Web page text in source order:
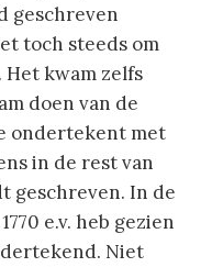
geschreven
toch steeds om
kwam zelfs
doen van de
ondertekent met
in de rest van
geschreven. In de
e.v. heb gezien
Niet